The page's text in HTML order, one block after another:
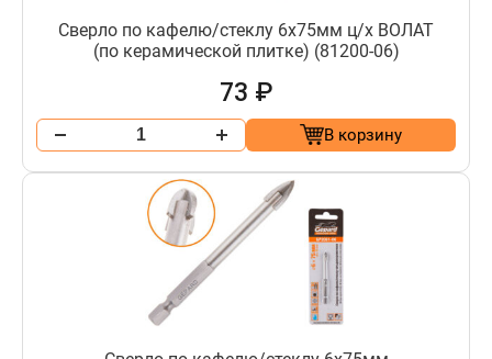
Сверло по кафелю/стеклу 6х75мм ц/х ВОЛАТ
(по керамической плитке) (81200-06)
73 ₽
В корзину